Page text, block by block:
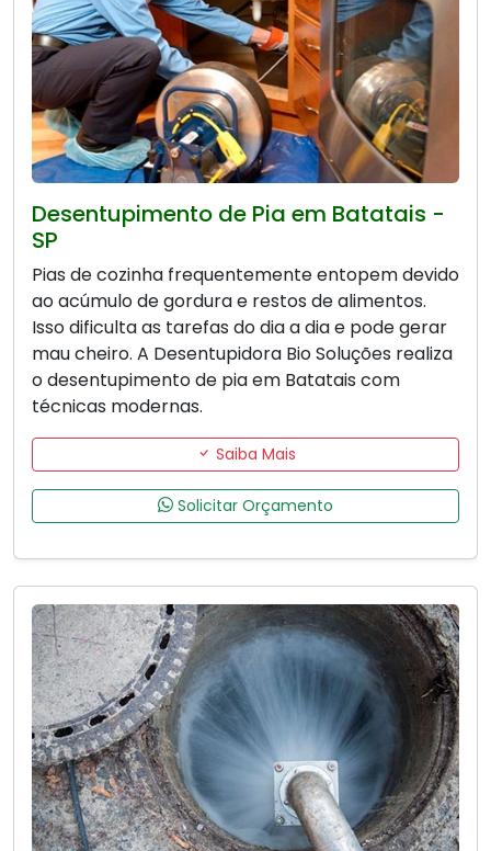
Desentupimento de Pia em Batatais -
SP
Pias de cozinha frequentemente entopem devido
ao acúmulo de gordura e restos de alimentos.
Isso dificulta as tarefas do dia a dia e pode gerar
mau cheiro. A Desentupidora Bio Soluções realiza
o desentupimento de pia em Batatais com
técnicas modernas.
Saiba Mais
Solicitar Orçamento